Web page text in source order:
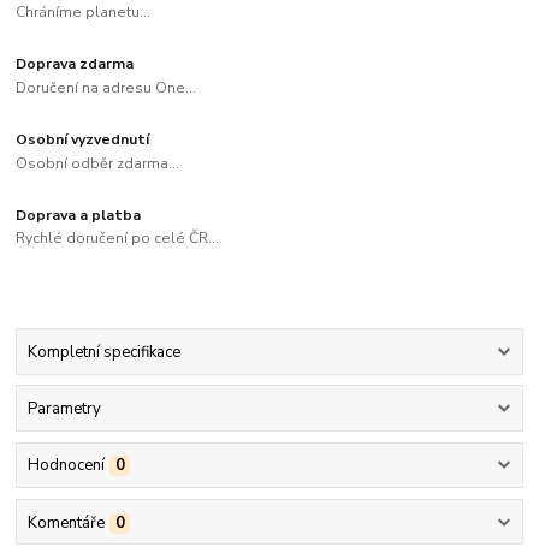
Chráníme planetu...
Doprava zdarma
Doručení na adresu One...
Osobní vyzvednutí
Osobní odběr zdarma...
Doprava a platba
Rychlé doručení po celé ČR...
Kompletní specifikace
Parametry
Hodnocení 0
Komentáře 0